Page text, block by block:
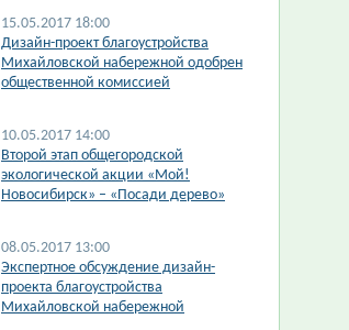
15.05.2017 18:00
Дизайн-проект благоустройства
Михайловской набережной одобрен
общественной комиссией
10.05.2017 14:00
Второй этап общегородской
экологической акции «Мой!
Новосибирск» – «Посади дерево»
08.05.2017 13:00
Экспертное обсуждение дизайн-
проекта благоустройства
Михайловской набережной